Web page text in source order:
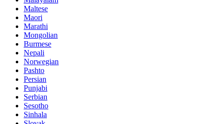
Maltese
Maori
Marathi
Mongolian
Burmese
Nepali
Norwegian
Pashto
Persian
Punjabi
Serbian
Sesotho
Sinhala